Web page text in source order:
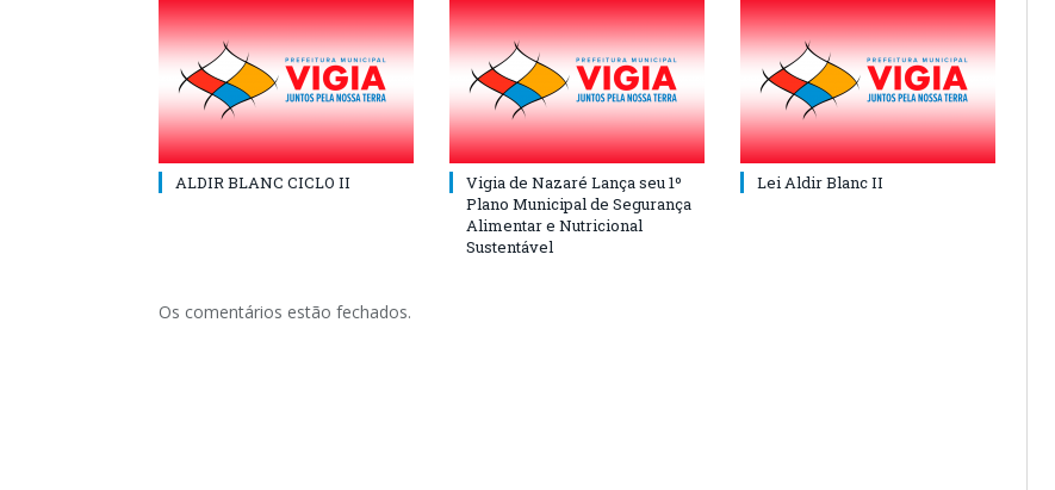
ALDIR BLANC CICLO II
Vigia de Nazaré Lança seu 1º
Plano Municipal de Segurança
Alimentar e Nutricional
Sustentável
Lei Aldir Blanc II
Os comentários estão fechados.